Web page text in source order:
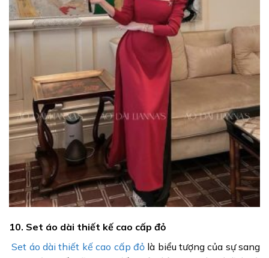
10. Set áo dài thiết kế cao cấp đỏ
Set áo dài thiết kế cao cấp đỏlà biểu tượng của sự sang